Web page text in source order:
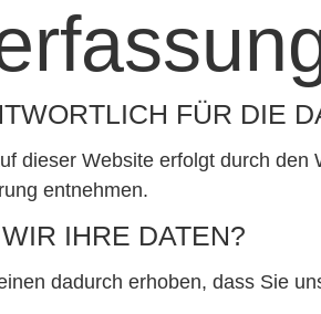
FÜR DIE
dieser Website erfolgt durch
entnehmen.
IHRE DATEN?
dadurch erhoben, dass Sie